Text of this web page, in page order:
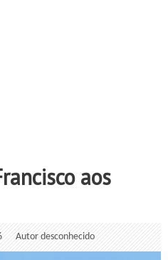
aos
Autor desconhecido